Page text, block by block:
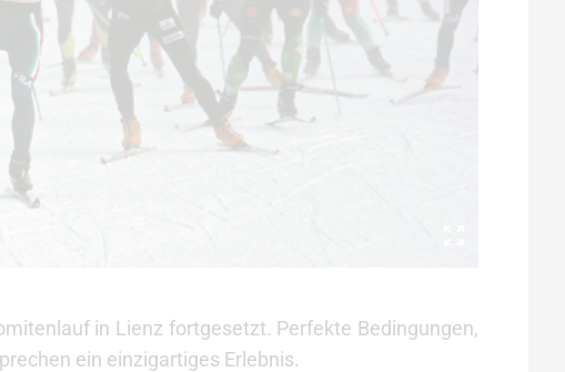
in Lienz fortgesetzt. Perfekte Bedingungen,
ein einzigartiges Erlebnis.